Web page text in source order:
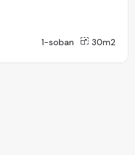
1-soban 30m2